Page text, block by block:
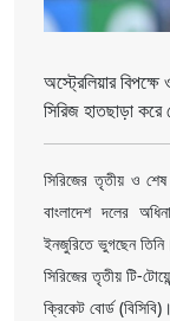
অস্ট্রেলিয়ার
সিরিজ হাতছাড়া করে
সিরিজের তৃতীয় ও
বাংলাদেশ দলের
ইনজুরিতে ভুগছেন
সিরিজের তৃতীয় টি-
ক্রিকেট বোর্ড (বিসিবি)।